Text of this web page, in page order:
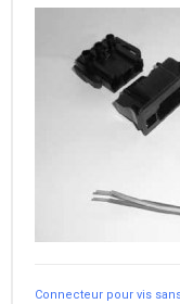
Connecteur pour vis